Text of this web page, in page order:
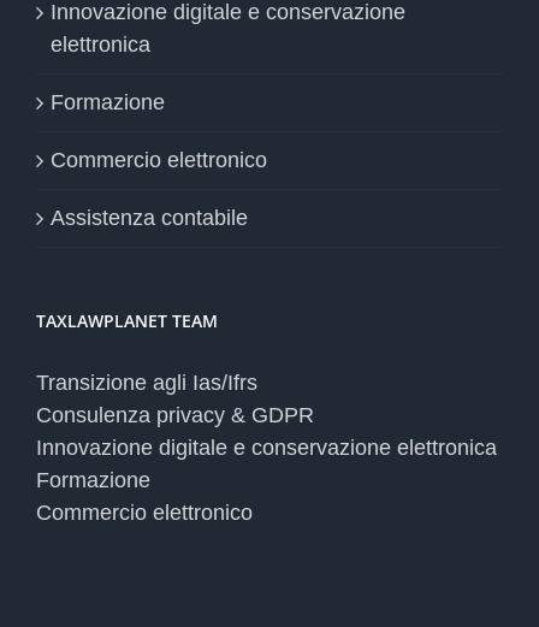
Innovazione digitale e conservazione
elettronica
Formazione
Commercio elettronico
Assistenza contabile
TAXLAWPLANET TEAM
Transizione agli Ias/Ifrs
Consulenza privacy & GDPR
Innovazione digitale e conservazione elettronica
Formazione
Commercio elettronico